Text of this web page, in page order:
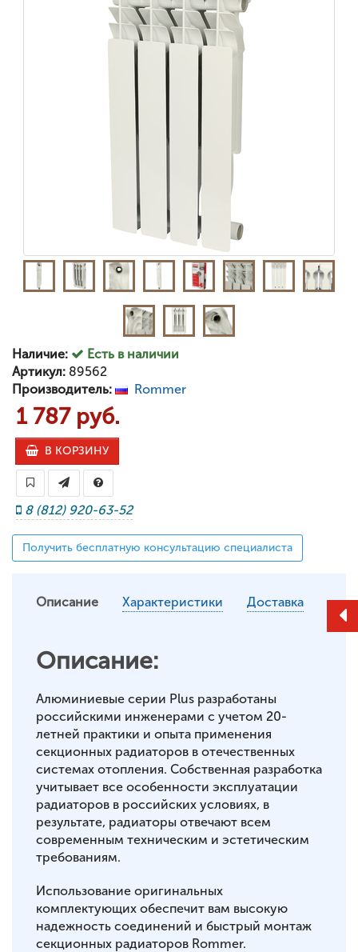
Наличие:
Есть в наличии
Артикул: 89562
Производитель:
Rommer
1 787 руб.
В КОРЗИНУ
8 (812) 920-63-52
Получить бесплатную консультацию специалиста
Описание Характеристики Доставка
Описание:
Алюминиевые серии Plus разработаны
российскими инженерами с учетом 20-
летней практики и опыта применения
секционных радиаторов в отечественных
системах отопления. Собственная разработка
учитывает все особенности эксплуатации
радиаторов в российских условиях, в
результате, радиаторы отвечают всем
современным техническим и эстетическим
требованиям.
Использование оригинальных
комплектующих обеспечит вам высокую
надежность соединений и быстрый монтаж
секционных радиаторов Rommer.